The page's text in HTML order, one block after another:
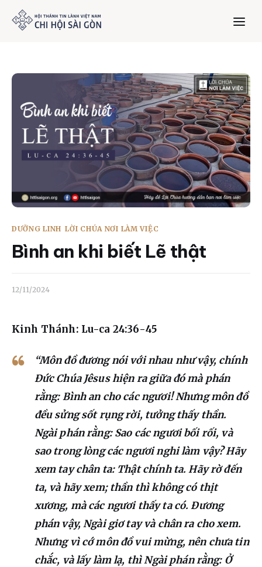
Trang chủ
Giới thiệu
Dưỡng Linh
Thư viện
Bản tin
Mục vụ
Dâng hiến
DƯỠNG LINH LỜI CHÚA NƠI LÀM VIỆC
Bình an khi biết Lẽ thật
12/11/2024
Kinh Thánh: Lu-ca 24:36-45
“Môn đồ đương nói với nhau như vậy, chính
Đức Chúa Jêsus hiện ra giữa đó mà phán
rằng: Bình an cho các ngươi! Nhưng môn đồ
đều sửng sốt rụng rời, tưởng thấy thần.
Ngài phán rằng: Sao các ngươi bối rối, và
sao trong lòng các ngươi nghi làm vậy? Hãy
xem tay chân ta: Thật chính ta. Hãy rờ đến
ta, và hãy xem; thần thì không có thịt
xương, mà các ngươi thấy ta có. Đương
phán vậy, Ngài giơ tay và chân ra cho xem.
Nhưng vì cớ môn đồ vui mừng, nên chưa tin
chắc, và lấy làm lạ, thì Ngài phán rằng: Ở